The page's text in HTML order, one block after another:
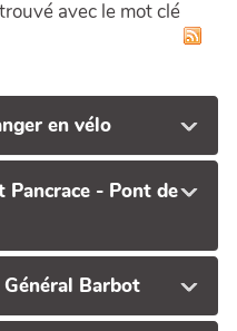
avec le mot clé
en vélo
- Pont de
Barbot